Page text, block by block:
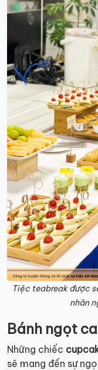
Tiệc teabreak được
nhân
Bánh ngọt
Những chiếc
sẽ mang đến sự